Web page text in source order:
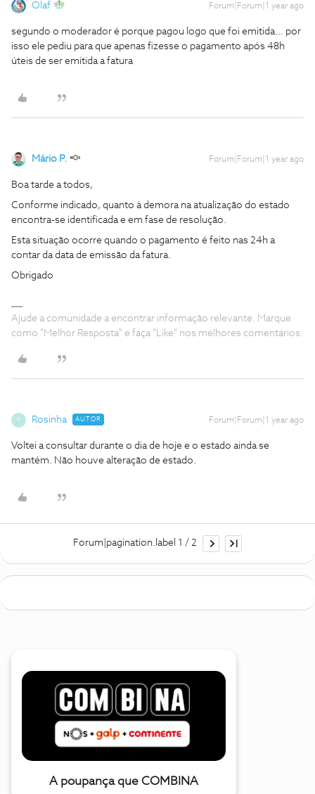
Olaf Forum|Forum|1 year ago
segundo o moderador é porque pagou logo que foi emitida… por
isso ele pediu para que apenas fizesse o pagamento após 48h
úteis de ser emitida a fatura
Mário P. Forum|Forum|1 year ago
Boa tarde a todos,
Conforme indicado, quanto à demora na atualização do estado
encontra-se identificada e em fase de resolução.
Esta situação ocorre quando o pagamento é feito nas 24h a
contar da data de emissão da fatura.
Obrigado
Ajude a comunidade a encontrar informação relevante. Marque
como "Melhor Resposta" e faça "Like" nos melhores comentários.
R Rosinha AUTOR Forum|Forum|1 year ago
Voltei a consultar durante o dia de hoje e o estado ainda se
mantém. Não houve alteração de estado.
Forum|pagination.label 1 / 2
A poupança que COMBINA